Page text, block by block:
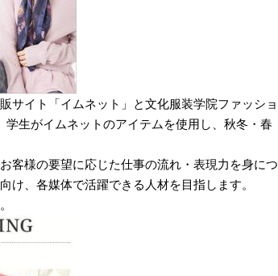
サイト「イムネット」と文化服装学院ファッショ
生がイムネットのアイテムを使用し、秋冬・春
客様の要望に応じた仕事の流れ・表現力を身につ
け、各媒体で活躍できる人材を目指します。